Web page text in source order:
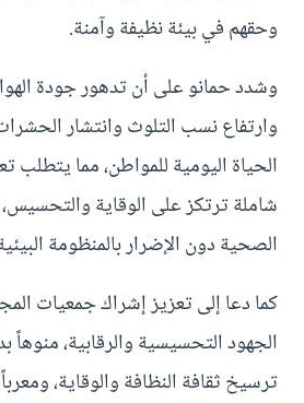
وحقهم في بيئة نظيفة وآمنة.
وشدد حمانو على أن تدهور جودة
وارتفاع نسب التلوث وانتشار
الحياة اليومية للمواطن، مما يتطلب
شاملة ترتكز على الوقاية
الصحية دون الإضرار بالمنظومة
كما دعا إلى تعزيز إشراك جمعيات
الجهود التحسيسية والرقابية،
ترسيخ ثقافة النظافة والوقاية،